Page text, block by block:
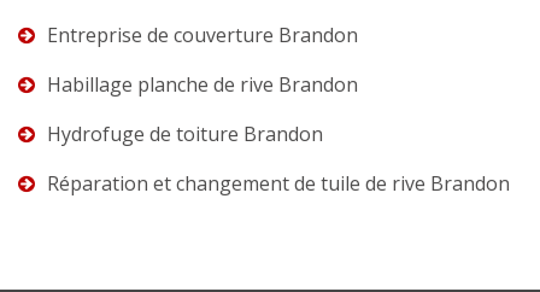
Entreprise de couverture Brandon
Habillage planche de rive Brandon
Hydrofuge de toiture Brandon
Réparation et changement de tuile de rive Brandon